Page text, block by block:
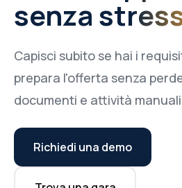
senza
Capisci subito se hai i
prepara l'offerta senza
documenti e attività
Richiedi una demo